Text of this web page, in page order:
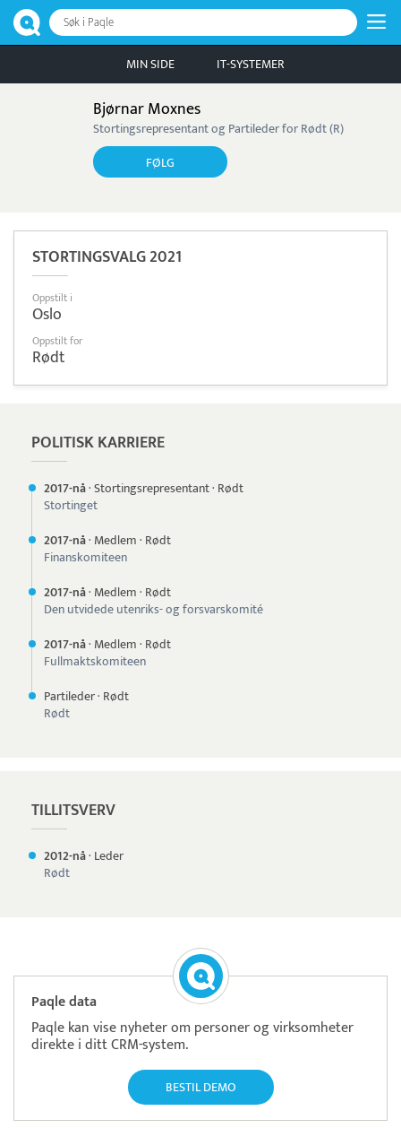
Søk i Paqle
MIN SIDE IT-SYSTEMER
Bjørnar Moxnes
Stortingsrepresentant og Partileder for Rødt (R)
FØLG
STORTINGSVALG 2021
Oppstilt i
Oslo
Oppstilt for
Rødt
POLITISK KARRIERE
2017-nå·Stortingsrepresentant· Rødt
Stortinget
2017-nå· Medlem· Rødt
Finanskomiteen
2017-nå· Medlem· Rødt
Den utvidede utenriks- og forsvarskomité
2017-nå· Medlem· Rødt
Fullmaktskomiteen
Partileder· Rødt
Rødt
TILLITSVERV
2012-nå· Leder
Rødt
Paqle data
Paqle kan vise nyheter om personer og virksomheter
direkte i ditt CRM-system.
BESTIL DEMO